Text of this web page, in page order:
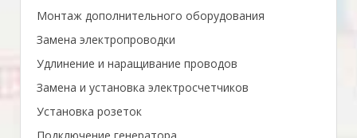
Монтаж дополнительного оборудования
Замена электропроводки
Удлинение и наращивание проводов
Замена и установка электросчетчиков
Установка розеток